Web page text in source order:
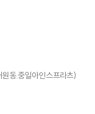
동.중일아인스프라츠)